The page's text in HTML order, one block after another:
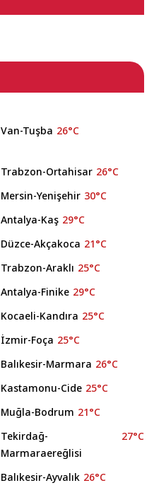
Van-Tuşba 26°C
Trabzon-Ortahisar 26°C
Mersin-Yenişehir 30°C
Antalya-Kaş 29°C
Düzce-Akçakoca 21°C
Trabzon-Araklı 25°C
Antalya-Finike 29°C
Kocaeli-Kandıra 25°C
İzmir-Foça 25°C
Balıkesir-Marmara 26°C
Kastamonu-Cide 25°C
Muğla-Bodrum 21°C
Tekirdağ-
Marmaraereğlisi
27°C
Balıkesir-Ayvalık 26°C